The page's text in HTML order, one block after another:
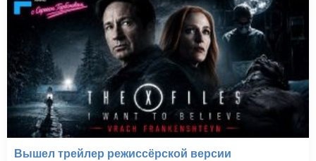
Вышел трейлер режиссёрской версии